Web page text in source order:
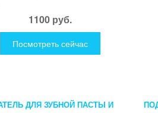
1100 руб.
Посмотреть сейчас
ДЛЯ ЗУБНОЙ ПАСТЫ И